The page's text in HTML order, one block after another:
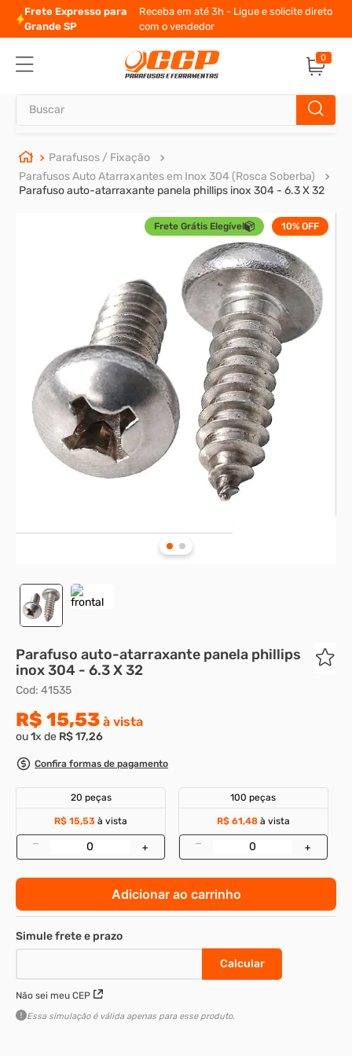
Frete Expresso para
Grande SP
Receba em até 3h - Ligue e solicite direto
com o vendedor
0
Parafusos / Fixação
Parafusos Auto Atarraxantes em Inox 304 (Rosca Soberba)
Parafuso auto-atarraxante panela phillips inox 304 - 6.3 X 32
Frete Grátis Elegível 10% OFF
Parafuso auto-atarraxante panela phillips
inox 304 - 6.3 X 32
Cod: 41535
R$ 15,53 à vista
ou1x de R$17,26
Confira formas de pagamento
20 peças
R$ 15,53 à vista
– +
100 peças
R$ 61,48à vista
– +
Adicionar ao carrinho
Não sei meu CEP
Essa simulação é válida apenas para esse produto.
TERMOS MAIS BUSCADOS
1º
parafuso allen
parafuso allen 5
sextavado
º
presto
9
rodizio
10
parafuso allen cabeça